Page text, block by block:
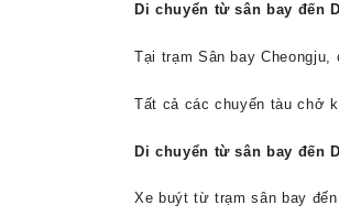
Di chuyển từ sân bay đến
Tại trạm Sân bay
Tất cả các chuyến tàu chở
Di chuyển từ sân bay đến
Xe buýt từ trạm sân bay đến